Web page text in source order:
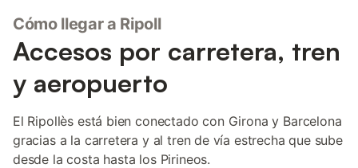
Cómo llegar a Ripoll
Accesos por carretera, tren
y aeropuerto
El Ripollès está bien conectado con Girona y Barcelona
gracias a la carretera y al tren de vía estrecha que sube
desde la costa hasta los Pirineos.